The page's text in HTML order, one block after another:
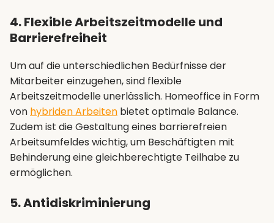
4. Flexible Arbeitszeitmodelle und
Barrierefreiheit
Um auf die unterschiedlichen Bedürfnisse der
Mitarbeiter einzugehen, sind flexible
Arbeitszeitmodelle unerlässlich. Homeoffice in Form
von hybriden Arbeiten bietet optimale Balance.
Zudem ist die Gestaltung eines barrierefreien
Arbeitsumfeldes wichtig, um Beschäftigten mit
Behinderung eine gleichberechtigte Teilhabe zu
ermöglichen.
5. Antidiskriminierung